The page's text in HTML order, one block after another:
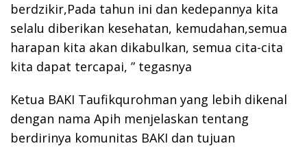
berdzikir,Pada tahun ini dan kedepannya kita
selalu diberikan kesehatan, kemudahan,semua
harapan kita akan dikabulkan, semua cita-cita
kita dapat tercapai, ” tegasnya
Ketua BAKI Taufikqurohman yang lebih dikenal
dengan nama Apih menjelaskan tentang
berdirinya komunitas BAKI dan tujuan